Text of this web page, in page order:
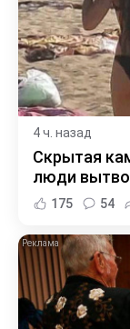
4 ч. назад
Скрытая
люди
175 54